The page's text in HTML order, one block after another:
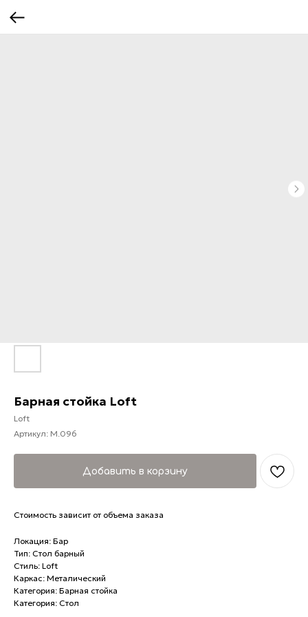
Барная стойка Loft
Loft
Артикул: M.096
Добавить в корзину
Стоимость зависит от объема заказа
Локация: Бар
Тип: Стол барный
Стиль: Loft
Каркас: Металический
Категория: Барная стойка
Категория: Стол